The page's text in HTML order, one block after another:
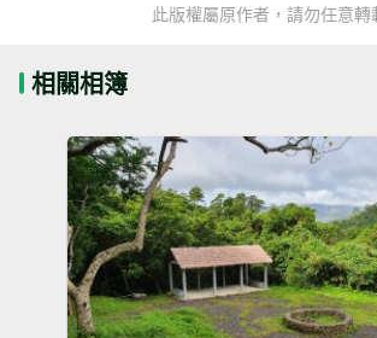
此版權屬原作者，請勿任意轉
相關相簿